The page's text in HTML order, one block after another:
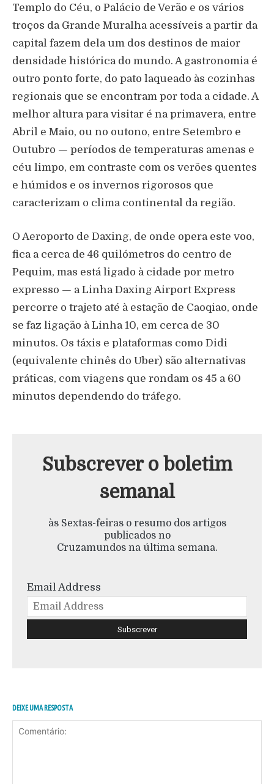
Templo do Céu, o Palácio de Verão e os vários
troços da Grande Muralha acessíveis a partir da
capital fazem dela um dos destinos de maior
densidade histórica do mundo. A gastronomia é
outro ponto forte, do pato laqueado às cozinhas
regionais que se encontram por toda a cidade. A
melhor altura para visitar é na primavera, entre
Abril e Maio, ou no outono, entre Setembro e
Outubro — períodos de temperaturas amenas e
céu limpo, em contraste com os verões quentes
e húmidos e os invernos rigorosos que
caracterizam o clima continental da região.
O Aeroporto de Daxing, de onde opera este voo,
fica a cerca de 46 quilómetros do centro de
Pequim, mas está ligado à cidade por metro
expresso — a Linha Daxing Airport Express
percorre o trajeto até à estação de Caoqiao, onde
se faz ligação à Linha 10, em cerca de 30
minutos. Os táxis e plataformas como Didi
(equivalente chinês do Uber) são alternativas
práticas, com viagens que rondam os 45 a 60
minutos dependendo do tráfego.
Subscrever o boletim
semanal
às Sextas-feiras o resumo dos artigos
publicados no
Cruzamundos na última semana.
Email Address
DEIXE UMA RESPOSTA